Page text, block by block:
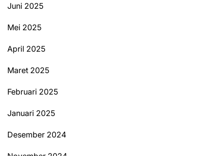
Juni 2025
Mei 2025
April 2025
Maret 2025
Februari 2025
Januari 2025
Desember 2024